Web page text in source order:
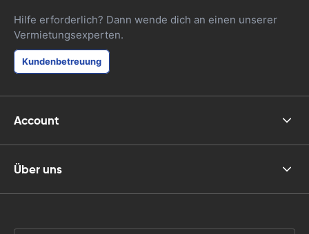
Hilfe erforderlich? Dann wende dich an einen unserer
Vermietungsexperten.
Kundenbetreuung
Account
Über uns